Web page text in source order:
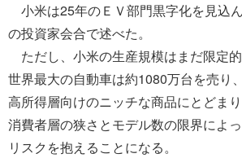
小米は25年のＥＶ部門黒字化を見込
の投資家会合で述べた。
ただし、小米の生産規模はまだ限定的
世界最大の自動車は約1080万台を売り
高所得層向けのニッチな商品にとどまり
消費者層の狭さとモデル数の限界によ
リスクを抱えることになる。